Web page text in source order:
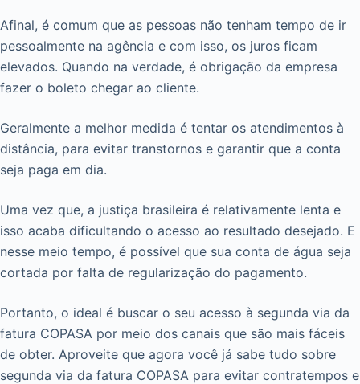
Afinal, é comum que as pessoas não tenham tempo de ir
pessoalmente na agência e com isso, os juros ficam
elevados. Quando na verdade, é obrigação da empresa
fazer o boleto chegar ao cliente.
Geralmente a melhor medida é tentar os atendimentos à
distância, para evitar transtornos e garantir que a conta
seja paga em dia.
Uma vez que, a justiça brasileira é relativamente lenta e
isso acaba dificultando o acesso ao resultado desejado. E
nesse meio tempo, é possível que sua conta de água seja
cortada por falta de regularização do pagamento.
Portanto, o ideal é buscar o seu acesso à segunda via da
fatura COPASA por meio dos canais que são mais fáceis
de obter. Aproveite que agora você já sabe tudo sobre
segunda via da fatura COPASA para evitar contratempos e